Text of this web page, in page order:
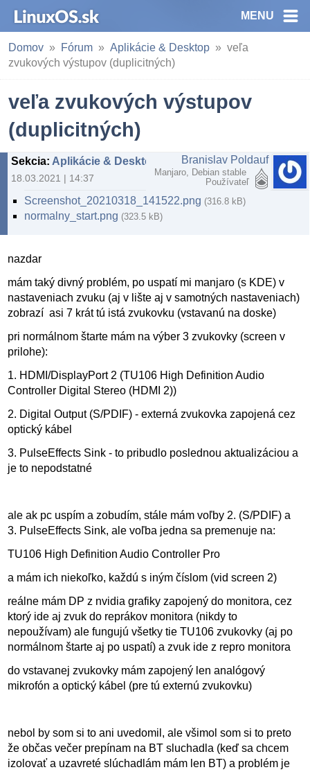
MENU
Domov Fórum Aplikácie & Desktop
veľa
zvukových výstupov (duplicitných)
veľa zvukových výstupov
(duplicitných)
Sekcia: Aplikácie & Desktop
18.03.2021 | 14:37
Branislav Poldauf
Manjaro, Debian stable
Používateľ
Screenshot_20210318_141522.png (316.8 kB)
normalny_start.png (323.5 kB)
nazdar
mám taký divný problém, po uspatí mi manjaro (s KDE) v
nastaveniach zvuku (aj v lište aj v samotných nastaveniach)
zobrazí asi 7 krát tú istá zvukovku (vstavanú na doske)
pri normálnom štarte mám na výber 3 zvukovky (screen v
prilohe):
1. HDMI/DisplayPort 2 (TU106 High Definition Audio
Controller Digital Stereo (HDMI 2))
2. Digital Output (S/PDIF) - externá zvukovka zapojená cez
optický kábel
3. PulseEffects Sink - to pribudlo poslednou aktualizáciou a
je to nepodstatné
ale ak pc uspím a zobudím, stále mám voľby 2. (S/PDIF) a
3. PulseEffects Sink, ale voľba jedna sa premenuje na:
TU106 High Definition Audio Controller Pro
a mám ich niekoľko, každú s iným číslom (vid screen 2)
reálne mám DP z nvidia grafiky zapojený do monitora, cez
ktorý ide aj zvuk do reprákov monitora (nikdy to
nepoužívam) ale fungujú všetky tie TU106 zvukovky (aj po
normálnom štarte aj po uspatí) a zvuk ide z repro monitora
do vstavanej zvukovky mám zapojený len analógový
mikrofón a optický kábel (pre tú externú zvukovku)
nebol by som si to ani uvedomil, ale všimol som si to preto
že občas večer prepínam na BT sluchadla (keď sa chcem
izolovať a uzavreté slúchadlám mám len BT) a problém je